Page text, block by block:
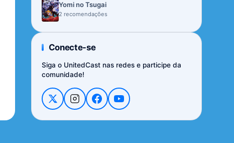
Yomi no Tsugai
2 recomendações
Conecte-se
Siga o UnitedCast nas redes e participe da
comunidade!